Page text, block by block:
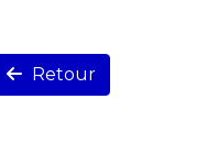
Retour